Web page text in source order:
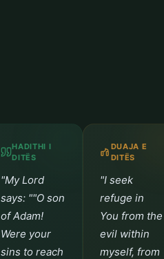
HADITHI I
DITËS
"My Lord
says: ""O son
of Adam!
Were your
sins to reach
DUAJA E
DITËS
"I seek
refuge in
You from the
evil within
myself, from